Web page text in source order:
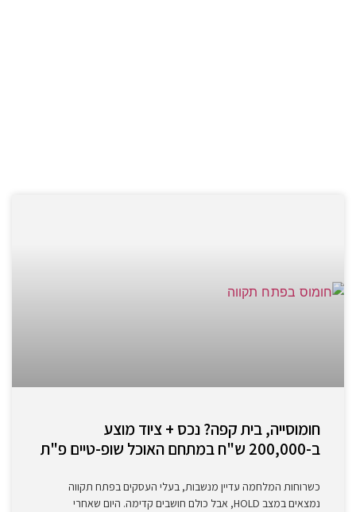
חומוסייה, בית קפה? נכס + ציוד מוצע
ב-200,000 ש"ח במתחם האוכל שופ-טיים פ"ת
כשרוחות המלחמה עדיין מנשבות, בעלי העסקים בפתח תקווה
נמצאים במצב HOLD, אבל כולם חושבים קדימה. היום שאחרי